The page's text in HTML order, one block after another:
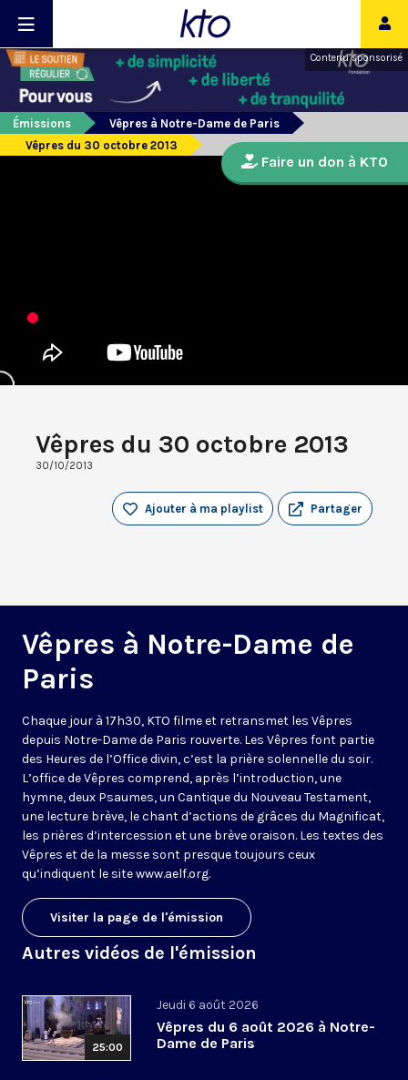
Contenu sponsorisé
Émissions
Vêpres à Notre-Dame de Paris
Vêpres du 30 octobre 2013
Vêpres du 30 octobre 2013
30/10/2013
Partager
Ajouter à ma playlist
Vêpres à Notre-Dame de
Paris
Chaque jour à 17h30, KTO filme et retransmet les Vêpres
depuis Notre-Dame de Paris rouverte. Les Vêpres font partie
des Heures de l’Office divin, c’est la prière solennelle du soir.
L’office de Vêpres comprend, après l’introduction, une
hymne, deux Psaumes, un Cantique du Nouveau Testament,
une lecture brève, le chant d’actions de grâces du Magnificat,
les prières d’intercession et une brève oraison. Les textes des
Vêpres et de la messe sont presque toujours ceux
qu’indiquent le sitewww.aelf.org.
Visiter la page de l'émission
Autres vidéos de l'émission
25:00
Jeudi 6 août 2026
Vêpres du 6 août 2026 à Notre-
Dame de Paris
Faire un don à KTO